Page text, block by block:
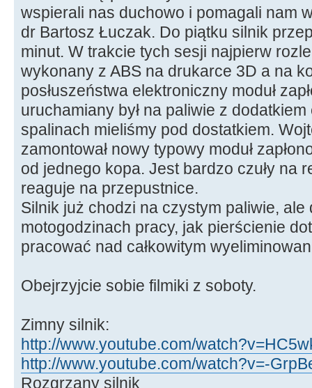
wspierali nas duchowo i pomagali nam
dr Bartosz Łuczak. Do piątku silnik
minut. W trakcie tych sesji najpierw
wykonany z ABS na drukarce 3D a na
posłuszeństwa elektroniczny moduł
uruchamiany był na paliwie z
spalinach mieliśmy pod dostatkiem.
zamontował nowy typowy moduł
od jednego kopa. Jest bardzo czuły na
reaguje na przepustnice.
Silnik już chodzi na czystym paliwie, ale
motogodzinach pracy, jak pierścienie
pracować nad całkowitym
Obejrzyjcie sobie filmiki z soboty.
Zimny silnik:
http://www.youtube.com/
http://www.youtube.com/watch?v=-
Rozgrzany silnik